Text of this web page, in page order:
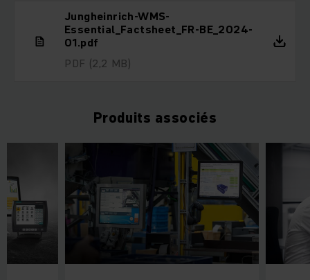
Jungheinrich-WMS-
Essential_Factsheet_FR-BE_2024-
01.pdf
PDF (2,2 MB)
Produits associés